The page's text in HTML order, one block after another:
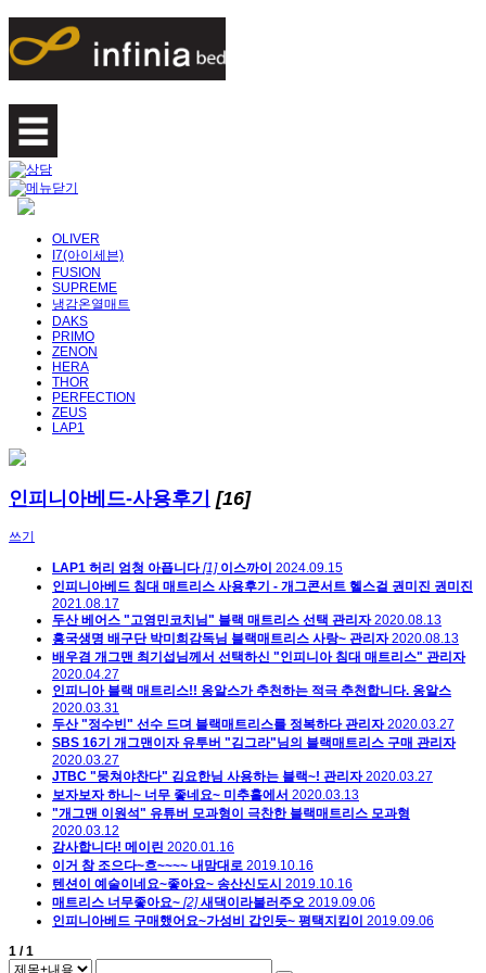
OLIVER
I7(아이세븐)
FUSION
SUPREME
냉감온열매트
DAKS
PRIMO
ZENON
HERA
THOR
PERFECTION
ZEUS
LAP1
인피니아베드-사용후기 [16]
쓰기
LAP1 허리 엄청 아픕니다 [1] 이스까이 2024.09.15
인피니아베드 침대 매트리스 사용후기 - 개그콘서트 헬스걸 권미진 권미진
2021.08.17
두산 베어스 "고영민코치님" 블랙 매트리스 선택 관리자 2020.08.13
흥국생명 배구단 박미희감독님 블랙매트리스 사랑~ 관리자 2020.08.13
배우겸 개그맨 최기섭님께서 선택하신 "인피니아 침대 매트리스" 관리자
2020.04.27
인피니아 블랙 매트리스!! 옹알스가 추천하는 적극 추천합니다. 옹알스
2020.03.31
두산 "정수빈" 선수 드뎌 블랙매트리스를 정복하다 관리자 2020.03.27
SBS 16기 개그맨이자 유투버 "김그라"님의 블랙매트리스 구매 관리자
2020.03.27
JTBC "뭉쳐야찬다" 김요한님 사용하는 블랙~! 관리자 2020.03.27
보자보자 하니~ 너무 좋네요~ 미추홀에서 2020.03.13
"개그맨 이원석" 유튜버 모과형이 극찬한 블랙매트리스 모과형
2020.03.12
감사합니다! 메이린 2020.01.16
이거 참 조으다~흐~~~~ 내맘대로 2019.10.16
텐션이 예술이네요~좋아요~ 송산신도시 2019.10.16
매트리스 너무좋아요~ [2] 새댁이라불러주오 2019.09.06
인피니아베드 구매했어요~가성비 갑인듯~ 평택지킴이 2019.09.06
1 / 1